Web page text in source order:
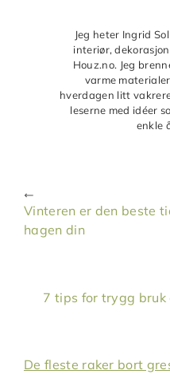
Jeg heter Ingrid
interiør,
Houz.no. Jeg
varme
hverdagen litt
leserne med idéer
enkle
Vinteren er den beste
hagen din
7 tips for trygg bruk
De fleste raker bort